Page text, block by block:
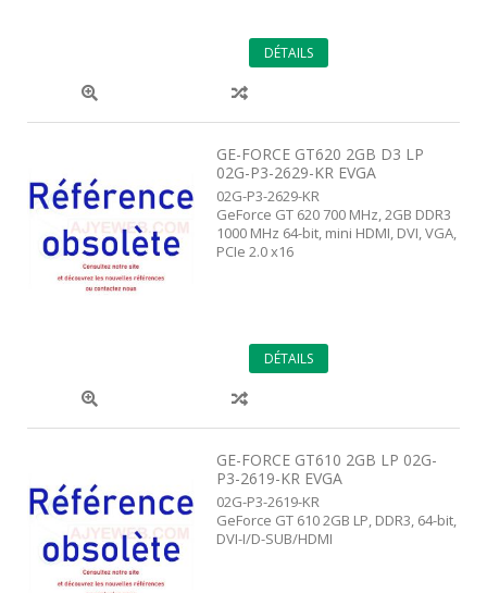
DÉTAILS
GE-FORCE GT620 2GB D3 LP
02G-P3-2629-KR EVGA
02G-P3-2629-KR
GeForce GT 620 700 MHz, 2GB DDR3
1000 MHz 64-bit, mini HDMI, DVI, VGA,
PCIe 2.0 x16
DÉTAILS
GE-FORCE GT610 2GB LP 02G-
P3-2619-KR EVGA
02G-P3-2619-KR
GeForce GT 610 2GB LP, DDR3, 64-bit,
DVI-I/D-SUB/HDMI